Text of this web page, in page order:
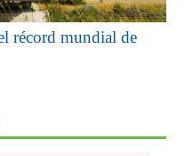
récord mundial de